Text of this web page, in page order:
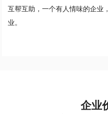
互帮互助，一个有人情味的企业
业。
企业